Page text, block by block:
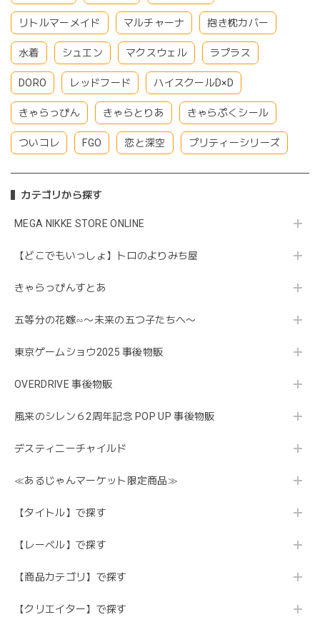
リトルマーメイド マルチャーナ 抱き枕カバー
水着 シュエン マクスウェル ラプラス
DORO レッドフード ハイスクールD×D
きゃらっぴん きゃらとりあ きゃらぷくシール
ついコレ FGO 恋と深空 プリティーシリーズ
カテゴリから探す
MEGA NIKKE STORE ONLINE
【どこでもいっしょ】トロのよりみち屋
きゃらっぴんすとあ
五等分の花嫁∽〜未来の五つ子たちへ〜
東京ゲームショウ2025 事後物販
OVERDRIVE 事後物販
風来のシレン６2周年記念 POP UP 事後物販
デスティニーチャイルド
≪あるじゃんマーケット限定商品≫
【タイトル】で探す
【レーベル】で探す
【商品カテゴリ】で探す
【クリエイター】で探す